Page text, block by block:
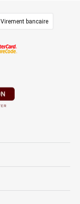
Virement bancaire